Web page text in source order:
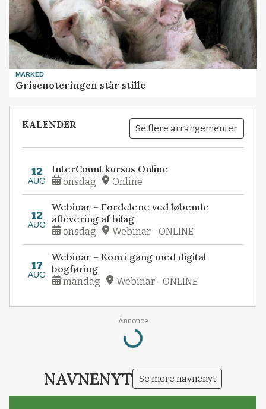
MARKED
Grisenoteringen står stille
KALENDER Se flere arrangementer
12
AUG
InterCount kursus Online
onsdag Online
12
AUG
Webinar – Fordelene ved løbende
aflevering af bilag
onsdag Webinar - ONLINE
17
AUG
Webinar – Kom i gang med digital
bogføring
mandag Webinar - ONLINE
Annonce
Loading...
NAVNENYT Se mere navnenyt